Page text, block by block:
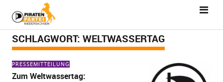
SCHLAGWORT: WELTWASSERTAG
PRESSEMITTEILUNG
Zum Weltwassertag: